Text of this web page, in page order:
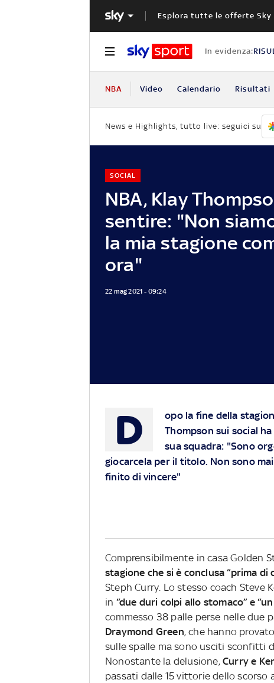
Esplora tutte le offerte Sky
In evidenza:
NBA Video Calendario Risultati
News e Highlights, tutto live: seguici su
NBA, Klay
sentire: "Non
la mia stagione
ora"
SOCIAL
22 mag 2021 - 09:24
D
opo la fine della
Thompson sui social
sua squadra: "Sono
giocarcela per il titolo. Non sono
finito di vincere"
Comprensibilmente in casa Golden
stagione che si è conclusa “prima
Steph Curry. Lo stesso coach
in “due duri colpi allo stomaco” e
commesso 38 palle perse nelle
Draymond Green, che hanno
sulle spalle ma sono usciti sconfitti
Nonostante la delusione, Curry e
passati dalle 15 vittorie dello